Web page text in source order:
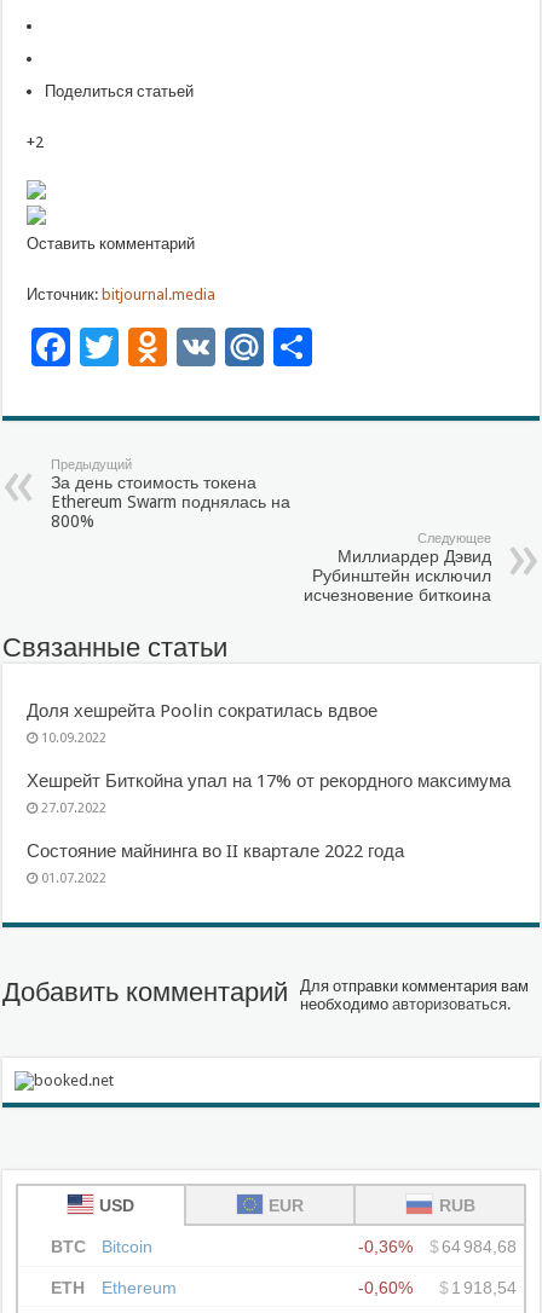
Поделиться статьей
+2
Оставить комментарий
Источник: bitjournal.media
Facebook
Twitter
Odnoklassniki
VK Mail.Ru
Предыдущий
За день стоимость токена
Ethereum Swarm поднялась на
800%
Следующее
Миллиардер Дэвид
Рубинштейн исключил
исчезновение биткоина
Связанные статьи
Доля хешрейта Poolin сократилась вдвое
10.09.2022
Хешрейт Биткойна упал на 17% от рекордного максимума
27.07.2022
Состояние майнинга во II квартале 2022 года
01.07.2022
Добавить комментарий
Для отправки комментария вам
необходимоавторизоваться.